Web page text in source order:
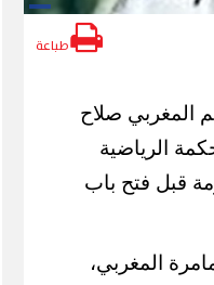
طباعة
المغربي صلاح
الرياضية
قبل فتح باب
المغربي،